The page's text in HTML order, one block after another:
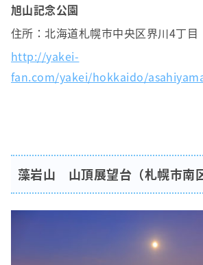
旭山記念公園
住所：北海道札幌市中央区界川4丁目
http://yakei-
fan.com/yakei/hokkaido/
藻岩山 山頂展望台（札幌市南区